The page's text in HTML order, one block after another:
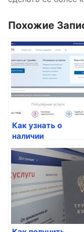
Похожие
Как узнать о
наличии
свободных
номеров паспорта
для записи на
прием